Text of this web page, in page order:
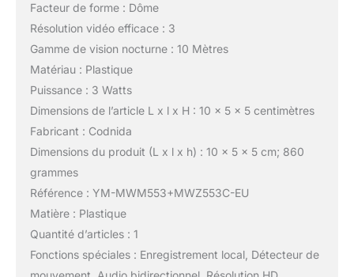
Facteur de forme : Dôme
Résolution vidéo efficace : 3
Gamme de vision nocturne : 10 Mètres
Matériau : Plastique
Puissance : 3 Watts
Dimensions de l’article L x l x H : 10 x 5 x 5 centimètres
Fabricant : Codnida
Dimensions du produit (L x l x h) : 10 x 5 x 5 cm; 860
grammes
Référence : YM-MWM553+MWZ553C-EU
Matière : Plastique
Quantité d’articles : 1
Fonctions spéciales : Enregistrement local, Détecteur de